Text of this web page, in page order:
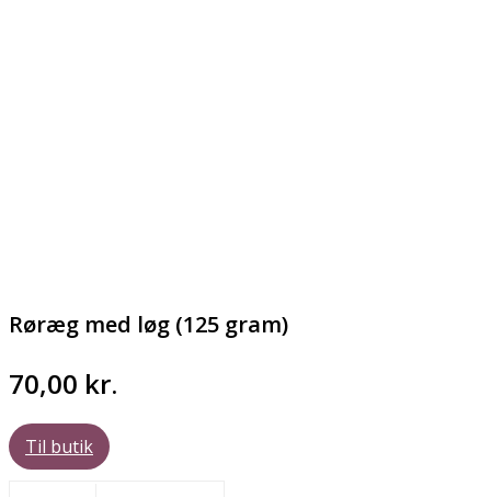
Røræg med løg (125 gram)
70,00 kr.
Til butik